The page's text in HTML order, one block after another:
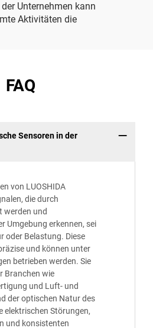
Unternehmen kann
Aktivitäten die
FAQ
Sensoren in der
von LUOSHIDA
die durch
werden und
Umgebung erkennen, sei
oder Belastung. Diese
und können unter
betrieben werden. Sie
Branchen wie
und Luft- und
der optischen Natur des
elektrischen Störungen,
und konsistenten